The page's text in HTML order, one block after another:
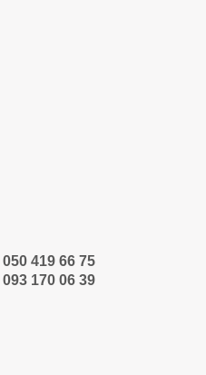
050 419 66 75
093 170 06 39